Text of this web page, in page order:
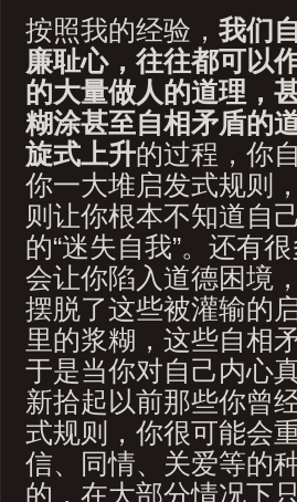
按照我的经验， 我们
廉耻心，往往都可以
的大量做人的道理，
糊涂甚至自相矛盾的
旋式上升的过程，你
你一大堆启发式规则
则让你根本不知道自
的“迷失自我”。还有
会让你陷入道德困境
摆脱了这些被灌输的
里的浆糊，这些自相
于是当你对自己内心
新拾起以前那些你曾
式规则，你很可能会
信、同情、关爱等的
的，在大部分情况下